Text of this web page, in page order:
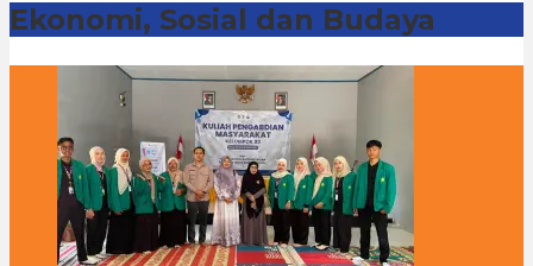
Ekonomi, Sosial dan Budaya